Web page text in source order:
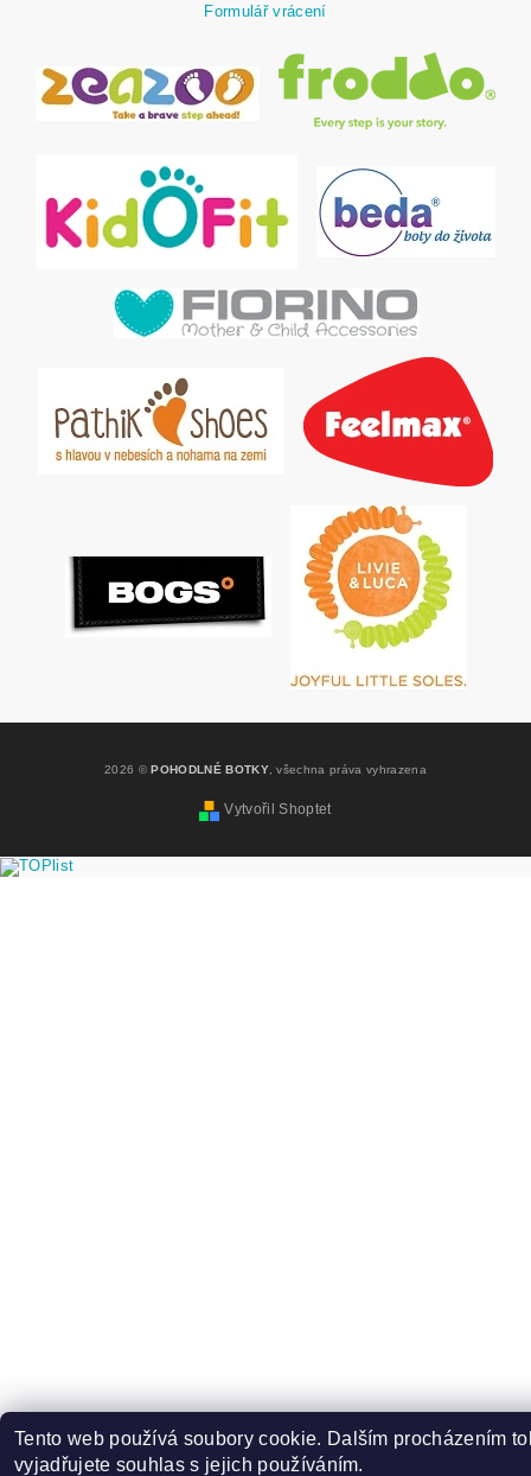
Formulář vrácení
2026 ©POHODLNÉ BOTKY, všechna práva vyhrazena
Vytvořil Shoptet
Tento web používá soubory cookie. Dalším procházením
vyjadřujete souhlas s jejich používáním.